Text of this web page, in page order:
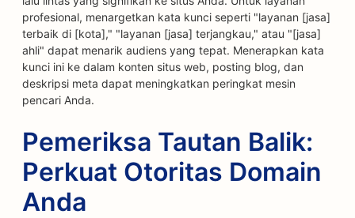
profesional, menargetkan kata kunci seperti "layanan [jasa]
terbaik di [kota]," "layanan [jasa] terjangkau," atau "[jasa]
ahli" dapat menarik audiens yang tepat. Menerapkan kata
kunci ini ke dalam konten situs web, posting blog, dan
deskripsi meta dapat meningkatkan peringkat mesin
pencari Anda.
Pemeriksa Tautan Balik:
Perkuat Otoritas Domain
Anda